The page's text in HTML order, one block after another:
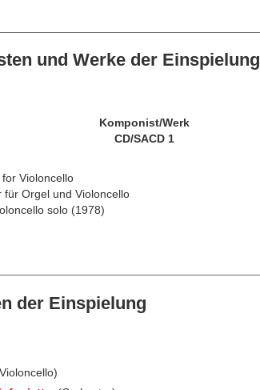
und Werke der Einspielung
Komponist/Werk
CD/SACD 1
Violoncello
für Orgel und Violoncello
solo (1978)
der Einspielung